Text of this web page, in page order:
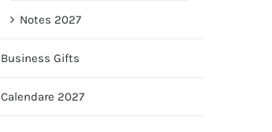
Notes 2027
Business Gifts
Calendare 2027